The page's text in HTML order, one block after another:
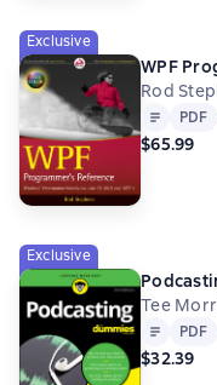
Exclusive
WPF
Rod
Text PDF
PDF
$65.99
Exclusive
Tee
Text PDF
PDF
$32.39